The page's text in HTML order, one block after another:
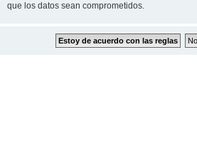
que los datos sean comprometidos.